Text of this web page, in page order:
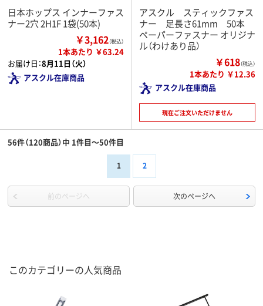
日本ホップス インナーファス
ナー2穴 2H1F 1袋(50本)
￥3,162（税込）
1本あたり ￥63.24
お届け日：8月11日（火）
アスクル在庫商品
アスクル スティックファス
ナー 足長さ61mm 50本
ペーパーファスナー オリジナ
ル（わけあり品）
￥618（税込）
1本あたり ￥12.36
アスクル在庫商品
現在ご注文いただけません
56件（120商品）中 1件目～50件目
1 2
前のページへ 次のページへ
このカテゴリーの人気商品